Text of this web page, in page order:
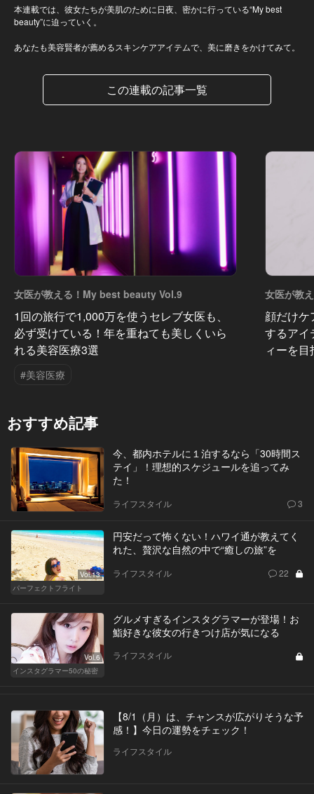
本連載では、彼女たちが美肌のために日夜、密かに行っている“My best
beauty”に迫っていく。
あなたも美容賢者が薦めるスキンケアアイテムで、美に磨きをかけてみて。
この連載の記事一覧
女医が教える！My best beauty Vol.9
1回の旅行で1,000万を使うセレブ女医も、
必ず受けている！年を重ねても美しくいら
れる美容医療3選
#美容医療
女医が教
顔だけ
するアイ
ィーを
おすすめ記事
今、都内ホテルに１泊するなら「30時間ス
テイ」！理想的スケジュールを追ってみ
た！
ライフスタイル 3
Vol.13
パーフェクトフライト
円安だって怖くない！ハワイ通が教えてく
れた、贅沢な自然の中で“癒しの旅”を
ライフスタイル 22
Vol.6
インスタグラマー50の秘密
グルメすぎるインスタグラマーが登場！お
鮨好きな彼女の行きつけ店が気になる
ライフスタイル
【8/1（月）は、チャンスが広がりそうな予
感！】今日の運勢をチェック！
ライフスタイル